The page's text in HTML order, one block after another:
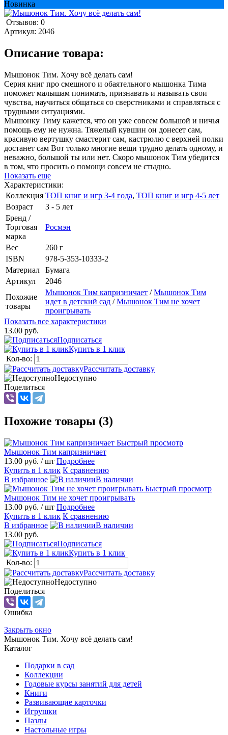
Новинка
Отзывов: 0
Артикул: 2046
Описание товара:
Мышонок Тим. Хочу всё делать сам!
Серия книг про смешного и обаятельного мышонка Тима
поможет малышам понимать, признавать и называть свои
чувства, научиться общаться со сверстниками и справляться с
трудными ситуациями.
Мышонку Тиму кажется, что он уже совсем большой и ничья
помощь ему не нужна. Тяжелый кувшин он донесет сам,
красивую вертушку смастерит сам, кастрюлю с верхней полки
достанет сам Вот только многие вещи трудно делать одному, и
неважно, большой ты или нет. Скоро мышонок Тим убедится
в том, что просить о помощи совсем не стыдно.
Показать еще
Характеристики:
Коллекция ТОП книг и игр 3-4 года, ТОП книг и игр 4-5 лет
Возраст
3 - 5 лет
Бренд /
Торговая
марка
Росмэн
Вес
260 г
ISBN
978-5-353-10333-2
Материал
Бумага
Артикул
2046
Похожие
товары
Мышонок Тим капризничает /Мышонок Тим
идет в детский сад /Мышонок Тим не хочет
проигрывать
Показать все характеристики
13.00 руб.
Подписаться
Купить в 1 клик
Кол-во:
Рассчитать доставку
Недоступно
Поделиться
Похожие товары (3)
Быстрый просмотр
Мышонок Тим капризничает
13.00 руб. / шт Подробнее
Купить в 1 клик К сравнению
В избранное
В наличии
Быстрый просмотр
Мышонок Тим не хочет проигрывать
13.00 руб. / шт Подробнее
Купить в 1 клик К сравнению
В избранное
В наличии
13.00 руб.
Подписаться
Купить в 1 клик
Кол-во:
Рассчитать доставку
Недоступно
Поделиться
Ошибка
Закрыть окно
Мышонок Тим. Хочу всё делать сам!
Каталог
Подарки в сад
Коллекции
Годовые курсы занятий для детей
Книги
Развивающие карточки
Игрушки
Пазлы
Настольные игры